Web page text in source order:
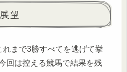
望
れまで3勝すべてを逃げて挙
回は控える競馬で結果を残